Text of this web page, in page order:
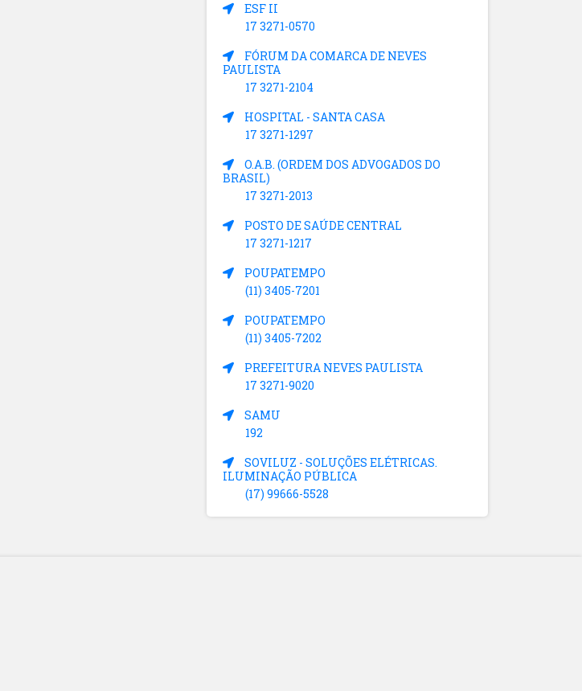
ESF II
17 3271-0570
FÓRUM DA COMARCA DE NEVES
PAULISTA
17 3271-2104
HOSPITAL - SANTA CASA
17 3271-1297
O.A.B. (ORDEM DOS ADVOGADOS DO
BRASIL)
17 3271-2013
POSTO DE SAÚDE CENTRAL
17 3271-1217
POUPATEMPO
(11) 3405-7201
POUPATEMPO
(11) 3405-7202
PREFEITURA NEVES PAULISTA
17 3271-9020
SAMU
192
SOVILUZ - SOLUÇÕES ELÉTRICAS.
ILUMINAÇÃO PÚBLICA
(17) 99666-5528